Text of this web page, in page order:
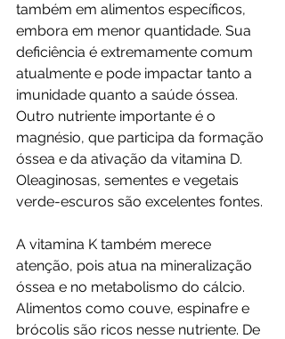
também em alimentos específicos,
embora em menor quantidade. Sua
deficiência é extremamente comum
atualmente e pode impactar tanto a
imunidade quanto a saúde óssea.
Outro nutriente importante é o
magnésio, que participa da formação
óssea e da ativação da vitamina D.
Oleaginosas, sementes e vegetais
verde-escuros são excelentes fontes.
A vitamina K também merece
atenção, pois atua na mineralização
óssea e no metabolismo do cálcio.
Alimentos como couve, espinafre e
brócolis são ricos nesse nutriente. De